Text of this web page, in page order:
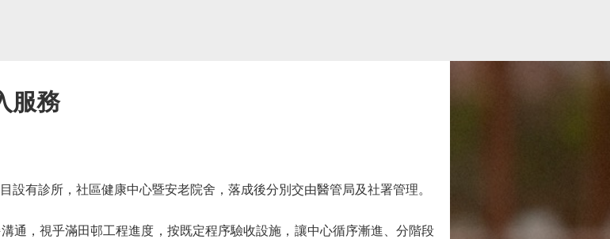
服務
診所，社區健康中心暨安老院舍，落成後分別交由醫管局及社署管理。
，視乎滿田邨工程進度，按既定程序驗收設施，讓中心循序漸進、分階段